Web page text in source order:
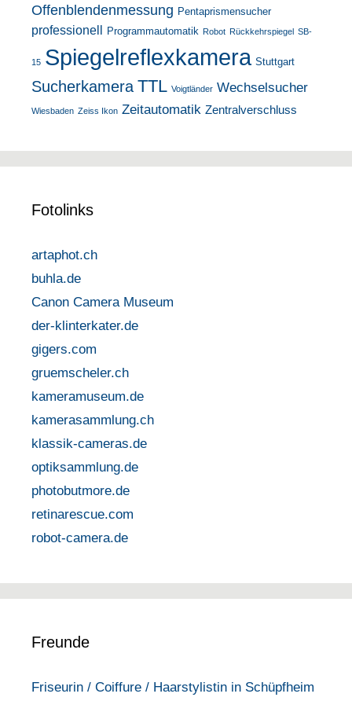
Offenblendenmessung Pentaprismensucher
professionell Programmautomatik Robot Rückkehrspiegel SB-
15 Spiegelreflexkamera Stuttgart
Sucherkamera TTL Voigtländer Wechselsucher
Wiesbaden Zeiss Ikon Zeitautomatik Zentralverschluss
Fotolinks
artaphot.ch
buhla.de
Canon Camera Museum
der-klinterkater.de
gigers.com
gruemscheler.ch
kameramuseum.de
kamerasammlung.ch
klassik-cameras.de
optiksammlung.de
photobutmore.de
retinarescue.com
robot-camera.de
Freunde
Friseurin / Coiffure / Haarstylistin in Schüpfheim